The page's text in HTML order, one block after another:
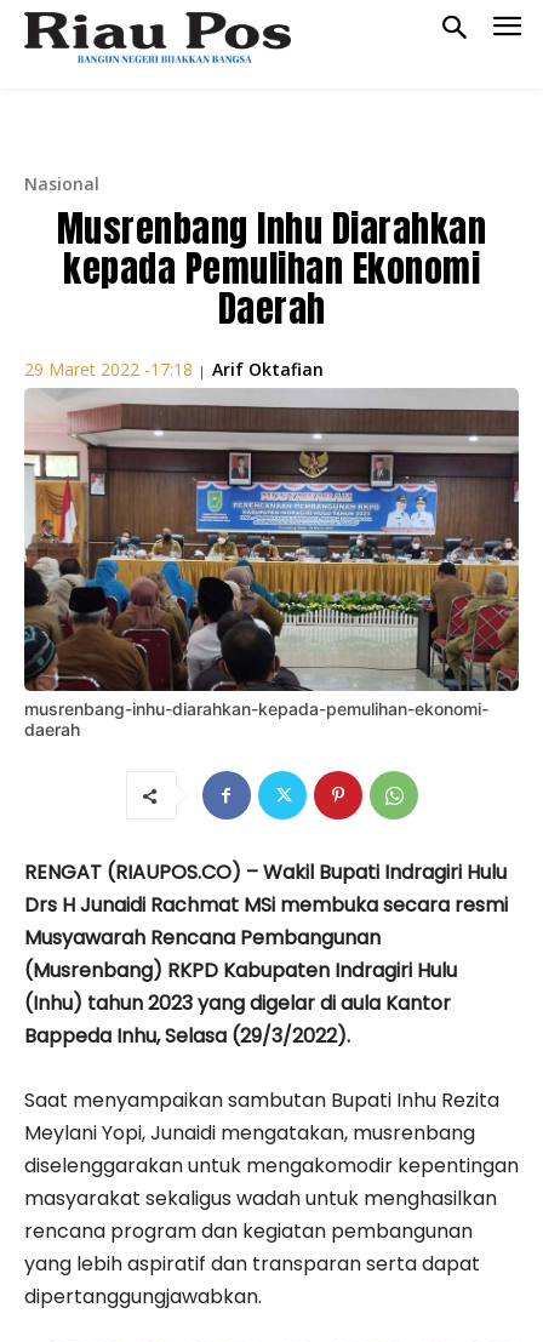
Nasional
Musrenbang Inhu Diarahkan
kepada Pemulihan Ekonomi
Daerah
29 Maret 2022 -17:18 | Arif Oktafian
musrenbang-inhu-diarahkan-kepada-pemulihan-ekonomi-
daerah
RENGAT (RIAUPOS.CO) – Wakil Bupati Indragiri Hulu
Drs H Junaidi Rachmat MSi membuka secara resmi
Musyawarah Rencana Pembangunan
(Musrenbang) RKPD Kabupaten Indragiri Hulu
(Inhu) tahun 2023 yang digelar di aula Kantor
Bappeda Inhu, Selasa (29/3/2022).
Saat menyampaikan sambutan Bupati Inhu Rezita
Meylani Yopi, Junaidi mengatakan, musrenbang
diselenggarakan untuk mengakomodir kepentingan
masyarakat sekaligus wadah untuk menghasilkan
rencana program dan kegiatan pembangunan
yang lebih aspiratif dan transparan serta dapat
dipertanggungjawabkan.